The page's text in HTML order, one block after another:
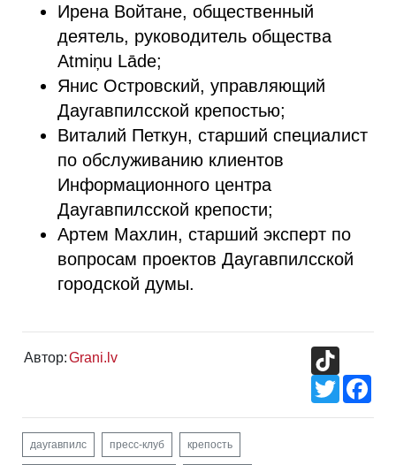
Ирена Войтане, общественный
деятель, руководитель общества
Atmiņu Lāde;
Янис Островский, управляющий
Даугавпилсской крепостью;
Виталий Петкун, старший специалист
по обслуживанию клиентов
Информационного центра
Даугавпилсской крепости;
Артем Махлин, старший эксперт по
вопросам проектов Даугавпилсской
городской думы.
Автор:Grani.lv
Twitter
даугавпилс пресс-клуб крепость